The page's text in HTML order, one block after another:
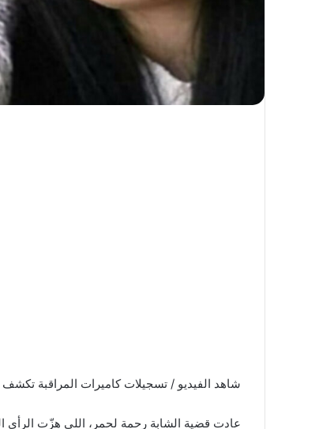
شاهد الفيديو / تسجيلات كاميرات المراقبة